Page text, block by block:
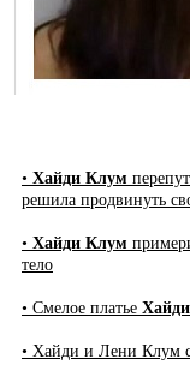
• Хайди Клум
решила продвинуть
• Хайди Клум
тело
• Смелое платье
• Хайди и Лени Клум